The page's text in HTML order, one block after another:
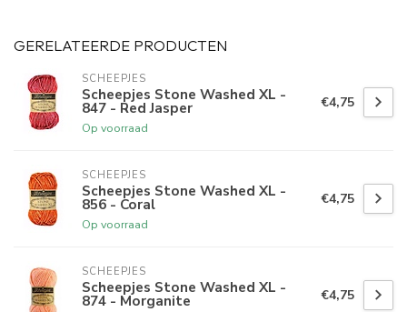
GERELATEERDE PRODUCTEN
SCHEEPJES
Scheepjes Stone Washed XL -
847 - Red Jasper
Op voorraad
€4,75
SCHEEPJES
Scheepjes Stone Washed XL -
856 - Coral
Op voorraad
€4,75
SCHEEPJES
Scheepjes Stone Washed XL -
874 - Morganite €4,75